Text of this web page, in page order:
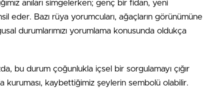
anıları simgelerken; genç bir fidan, yeni
eder. Bazı rüya yorumcuları, ağaçların görünümüne
durumlarımızı yorumlama konusunda oldukça
bu durum çoğunlukla içsel bir sorgulamayı çığır
kuruması, kaybettiğimiz şeylerin sembolü olabilir.